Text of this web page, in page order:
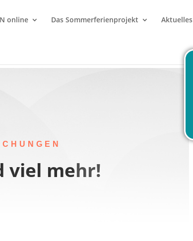
online Das Sommerferienprojekt Aktuelles
viel mehr!